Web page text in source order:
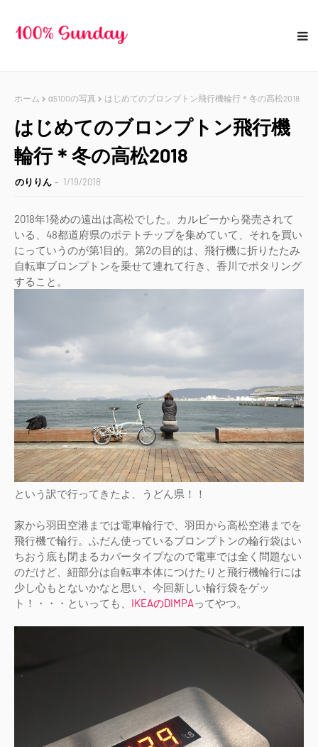
ホーム α5100の写真 はじめてのブロンプトン飛行機輪行＊冬の高松2018
はじめてのブロンプトン飛行機
輪行＊冬の高松2018
のりりん 1/19/2018
2018年1発めの遠出は高松でした。カルビーから発売されて
いる、48都道府県のポテトチップを集めていて、それを買い
にっていうのが第1目的。第2の目的は、飛行機に折りたたみ
自転車ブロンプトンを乗せて連れて行き、香川でポタリング
すること。
という訳で行ってきたよ、うどん県！！
家から羽田空港までは電車輪行で、羽田から高松空港までを
飛行機で輪行。ふだん使っているブロンプトンの輪行袋はい
ちおう底も閉まるカバータイプなので電車では全く問題ない
のだけど、紐部分は自転車本体につけたりと飛行機輪行には
少し心もとないかなと思い、今回新しい輪行袋をゲッ
ト！・・・といっても、 IKEAのDIMPAってやつ。